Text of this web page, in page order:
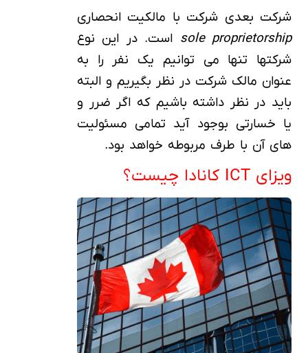
شرکت بعدی شرکت با مالکیت انحصاری
sole proprietorship است. در این نوع
شرکتها تنها می توانیم یک نفر را به
عنوان مالک شرکت در نظر بگیریم و البته
باید در نظر داشته باشیم که اگر ضرر و
یا خسارتی بوجود آید تمامی مسئولیت
های آن با طرف مربوطه خواهد بود.
ویزای ICT کانادا چیست؟